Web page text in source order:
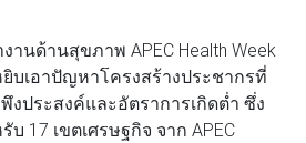
นด้านสุขภาพ APEC Health Week
บเอาปัญหาโครงสร้างประชากรที่
งประสงค์และอัตราการเกิดต่ำ ซึ่ง
17 เขตเศรษฐกิจ จาก APEC